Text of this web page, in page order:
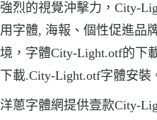
強烈的視覺沖擊力，City-
用字體, 海報、個性促進品
境，字體City-Light.otf的下
下載.City-Light.otf字體安裝
洋蔥字體網提供壹款City-